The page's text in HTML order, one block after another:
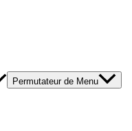
Permutateur de Menu